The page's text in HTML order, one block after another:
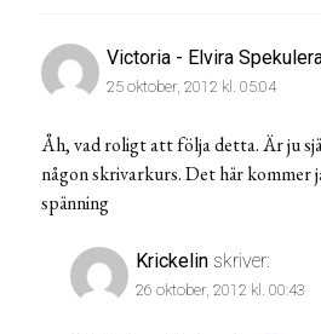
Victoria - Elvira
25 oktober, 2012 kl. 05:04
Åh, vad roligt att följa detta. Är ju
någon skrivarkurs. Det här kommer
spänning
Krickelin skriver:
26 oktober, 2012 kl. 00:43